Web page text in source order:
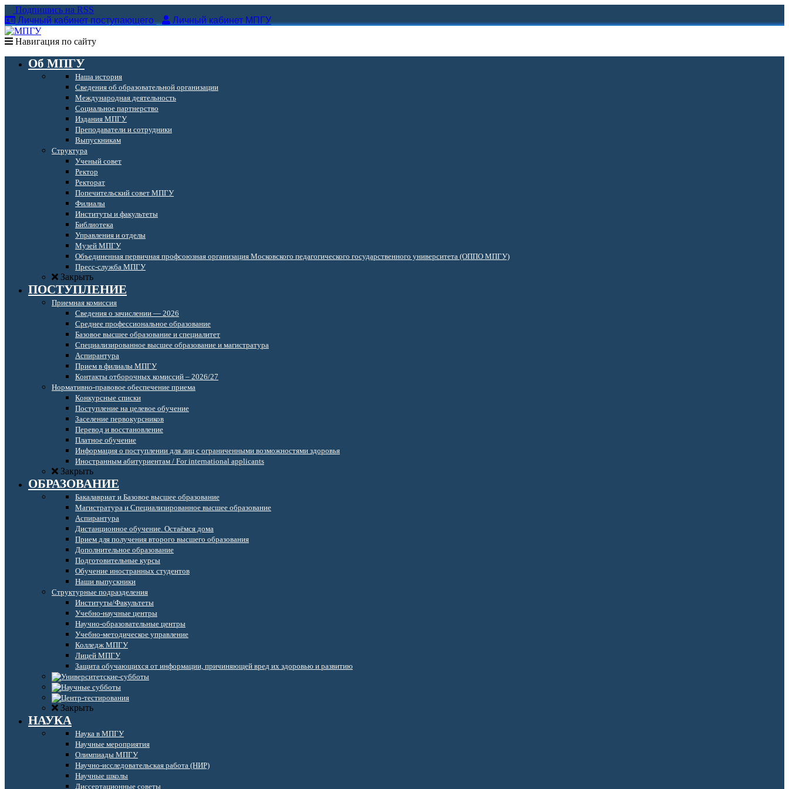
Подпишись на RSS
Личный кабинет поступающего
Личный кабинет МПГУ
Навигация по сайту
Об МПГУ
Наша история
Сведения об образовательной организации
Международная деятельность
Социальное партнерство
Издания МПГУ
Преподаватели и сотрудники
Выпускникам
Структура
Ученый совет
Ректор
Ректорат
Попечительский совет МПГУ
Филиалы
Институты и факультеты
Библиотека
Управления и отделы
Музей МПГУ
Объединенная первичная профсоюзная организация Московского педагогического государственного университета (ОППО МПГУ)
Пресс-служба МПГУ
Закрыть
ПОСТУПЛЕНИЕ
Приемная комиссия
Сведения о зачислении — 2026
Среднее профессиональное образование
Базовое высшее образование и специалитет
Специализированное высшее образование и магистратура
Аспирантура
Прием в филиалы МПГУ
Контакты отборочных комиссий – 2026/27
Нормативно-правовое обеспечение приема
Конкурсные списки
Поступление на целевое обучение
Заселение первокурсников
Перевод и восстановление
Платное обучение
Информация о поступлении для лиц с ограниченными возможностями здоровья
Иностранным абитуриентам / For international applicants
Закрыть
ОБРАЗОВАНИЕ
Бакалавриат и Базовое высшее образование
Магистратура и Специализированное высшее образование
Аспирантура
Дистанционное обучение. Остаёмся дома
Прием для получения второго высшего образования
Дополнительное образование
Подготовительные курсы
Обучение иностранных студентов
Наши выпускники
Структурные подразделения
Институты/Факультеты
Учебно-научные центры
Научно-образовательные центры
Учебно-методическое управление
Колледж МПГУ
Лицей МПГУ
Защита обучающихся от информации, причиняющей вред их здоровью и развитию
Закрыть
НАУКА
Наука в МПГУ
Научные мероприятия
Олимпиады МПГУ
Научно-исследовательская работа (НИР)
Научные школы
Диссертационные советы